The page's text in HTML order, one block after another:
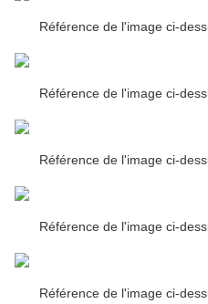
Référence de l'image ci-
Référence de l'image ci-
Référence de l'image ci-
Référence de l'image ci-
Référence de l'image ci-